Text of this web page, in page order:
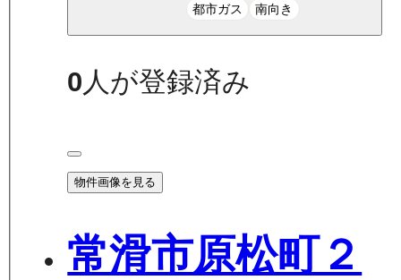
都市ガス 南向き
0 人が登録済み
物件画像を見る
常滑市原松町２